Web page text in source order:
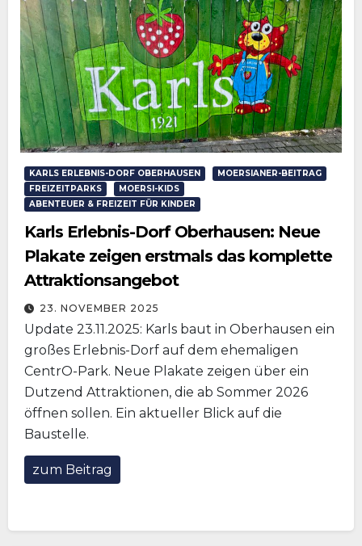
KARLS ERLEBNIS-DORF OBERHAUSEN
MOERSIANER-BEITRAG
FREIZEITPARKS
MOERSI-KIDS
ABENTEUER & FREIZEIT FÜR KINDER
Karls Erlebnis-Dorf Oberhausen: Neue
Plakate zeigen erstmals das komplette
Attraktionsangebot
23. NOVEMBER 2025
Update 23.11.2025: Karls baut in Oberhausen ein
großes Erlebnis-Dorf auf dem ehemaligen
CentrO-Park. Neue Plakate zeigen über ein
Dutzend Attraktionen, die ab Sommer 2026
öffnen sollen. Ein aktueller Blick auf die
Baustelle.
zum Beitrag